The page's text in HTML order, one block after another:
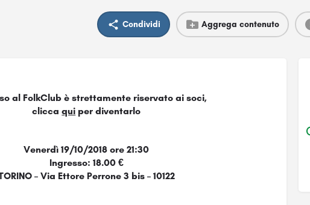
Condividi Aggrega contenuto
al FolkClub è strettamente riservato ai soci,
cliccaqui per diventarlo
Venerdì 19/10/2018 ore 21:30
Ingresso: 18.00 €
– Via Ettore Perrone 3 bis – 10122